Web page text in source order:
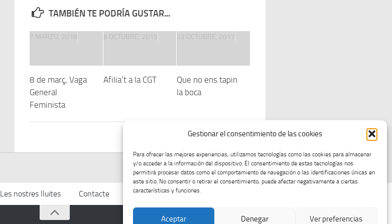
Gestionar el consentimiento de las cookies
Para ofrecer las mejores experiencias, utilizamos tecnologías como las cookies para almacenar
y/o acceder a la información del dispositivo. El consentimiento de estas tecnologías nos
permitirá procesar datos como el comportamiento de navegación o las identificaciones únicas en
este sitio. No consentir o retirar el consentimiento, puede afectar negativamente a ciertas
características y funciones.
Aceptar Denegar Ver preferencias
TAMBIÉN TE PODRÍA GUSTAR...
8 de març, Vaga
General
Feminista
7 MARZO, 2018
Afilia’t a la CGT
8 OCTUBRE, 2015
Que no ens tapin
la boca
23 OCTUBRE, 2017
Les nostres lluites Contacte